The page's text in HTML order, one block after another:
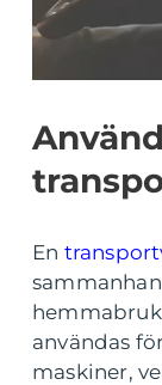
En
användas
maskiner,